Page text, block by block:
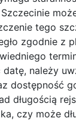
tego
zgodnie z
datę, należy
dostępność
długością
czy może